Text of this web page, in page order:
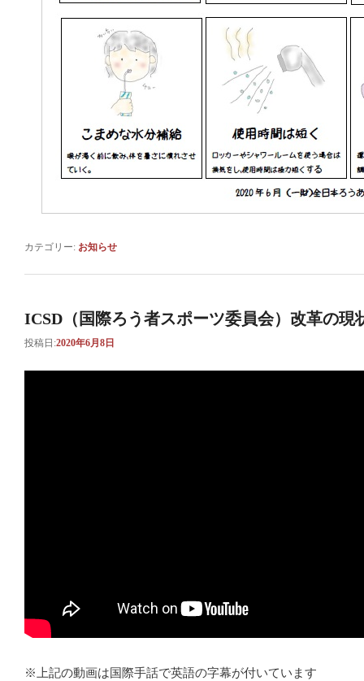
カテゴリー: お知らせ
ICSD（国際ろう者スポーツ委員会）改革の現
投稿日:2020年6月8日
※上記の動画は国際手話で英語の字幕が付いています